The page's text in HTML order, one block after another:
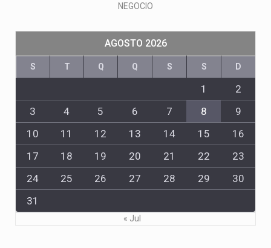
NEGOCIO
AGOSTO 2026
S T Q Q S S D
1
2
3
4 5 6 7 8
9
10
11 12 13 14 15
16
17
18 19 20 21 22
23
24
25 26 27 28 29
30
31
« Jul